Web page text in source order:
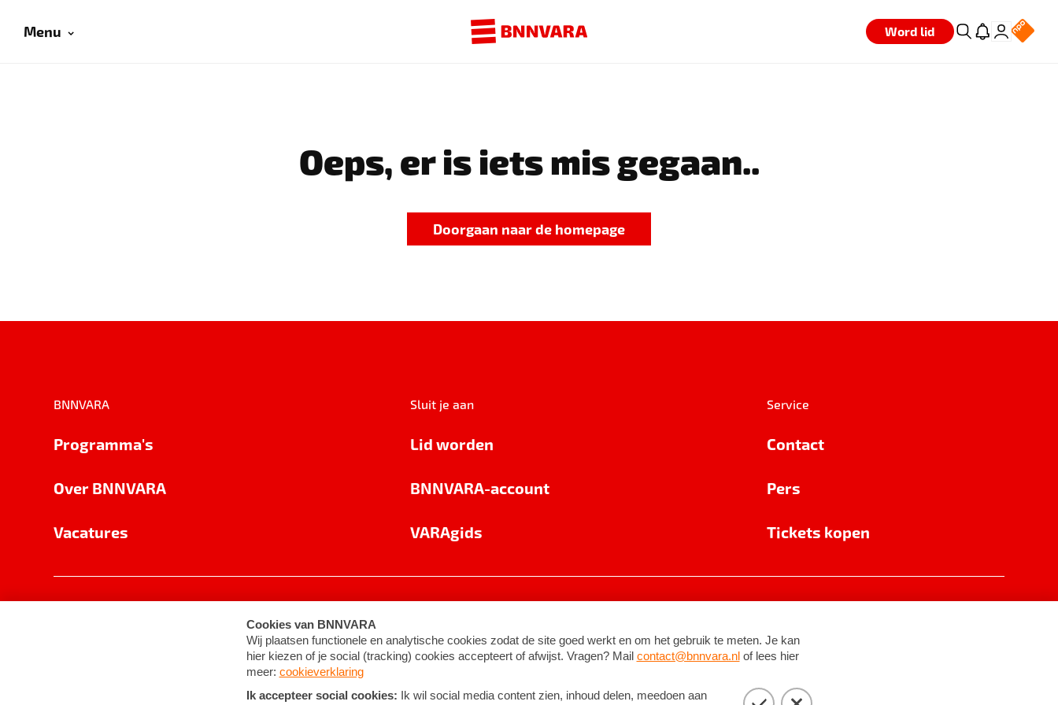
Menu Word lid
Oeps, er is iets mis gegaan..
Doorgaan naar de homepage
BNNVARA
Programma's
Over BNNVARA
Vacatures
Sluit je aan
Lid worden
BNNVARA-account
VARAgids
Service
Contact
Pers
Tickets kopen
Cookie-instellingen Algemene voorwaarden ©2026BNNVARA